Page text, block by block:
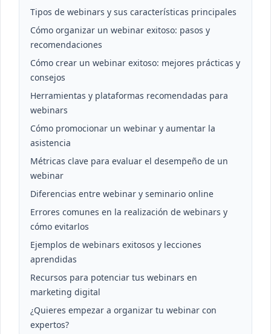
Tipos de webinars y sus características principales
Cómo organizar un webinar exitoso: pasos y
recomendaciones
Cómo crear un webinar exitoso: mejores prácticas y
consejos
Herramientas y plataformas recomendadas para
webinars
Cómo promocionar un webinar y aumentar la
asistencia
Métricas clave para evaluar el desempeño de un
webinar
Diferencias entre webinar y seminario online
Errores comunes en la realización de webinars y
cómo evitarlos
Ejemplos de webinars exitosos y lecciones
aprendidas
Recursos para potenciar tus webinars en
marketing digital
¿Quieres empezar a organizar tu webinar con
expertos?